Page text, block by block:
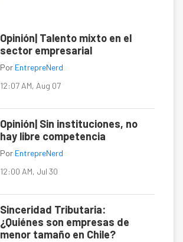
Opinión| Talento mixto en el
sector empresarial
Por EntrepreNerd
12:07 AM, Aug 07
Opinión| Sin instituciones, no
hay libre competencia
Por EntrepreNerd
12:00 AM, Jul 30
Sinceridad Tributaria:
¿Quiénes son empresas de
menor tamaño en Chile?